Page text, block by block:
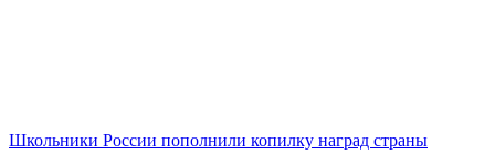
Школьники России пополнили копилку наград страны